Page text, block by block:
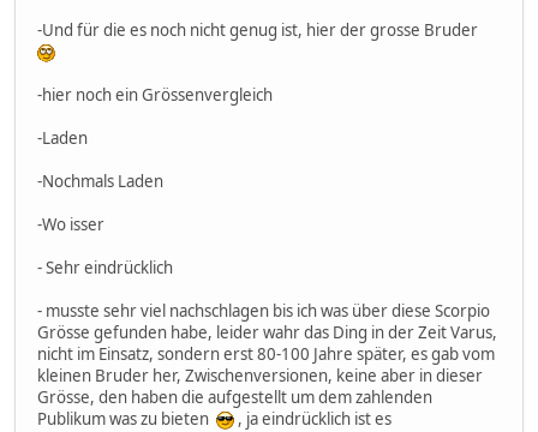
-Und für die es noch nicht genug ist, hier der grosse Bruder
-hier noch ein Grössenvergleich
-Laden
-Nochmals Laden
-Wo isser
- Sehr eindrücklich
- musste sehr viel nachschlagen bis ich was über diese Scorpio
Grösse gefunden habe, leider wahr das Ding in der Zeit Varus,
nicht im Einsatz, sondern erst 80-100 Jahre später, es gab vom
kleinen Bruder her, Zwischenversionen, keine aber in dieser
Grösse, den haben die aufgestellt um dem zahlenden
Publikum was zu bieten
, ja eindrücklich ist es